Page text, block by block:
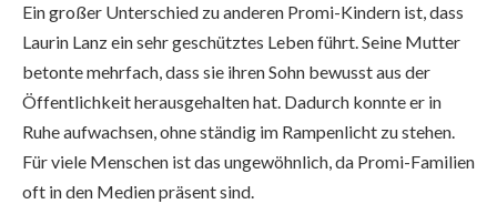
Ein großer Unterschied zu anderen Promi-Kindern ist, dass
Laurin Lanz ein sehr geschütztes Leben führt. Seine Mutter
betonte mehrfach, dass sie ihren Sohn bewusst aus der
Öffentlichkeit herausgehalten hat. Dadurch konnte er in
Ruhe aufwachsen, ohne ständig im Rampenlicht zu stehen.
Für viele Menschen ist das ungewöhnlich, da Promi-Familien
oft in den Medien präsent sind.